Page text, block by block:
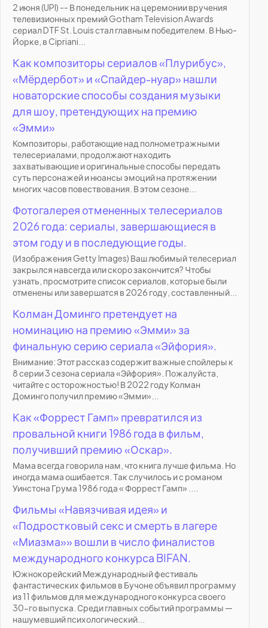
2 июня (UPI) -- В понедельник на церемонии вручения
телевизионных премий Gotham Television Awards
сериал DTF St. Louis стал главным победителем. В Нью-
Йорке, в Cipriani...
Как композиторы сериалов «Плурибус»,
«Мёрдербот» и «Спайдер-нуар» нашли
новаторские способы создания музыки
для шоу, претендующих на премию
«Эмми»
Композиторы, работающие над полнометражными
телесериалами, продолжают находить
захватывающие и оригинальные способы передать
суть персонажей и нюансы эмоций на протяжении
многих часов повествования. В этом сезоне...
Фотогалерея отмененных телесериалов
2026 года: сериалы, завершающиеся в
этом году и в последующие годы.
(Изображения Getty Images) Ваш любимый телесериал
закрылся навсегда или скоро закончится? Чтобы
узнать, просмотрите список сериалов, которые были
отменены или завершатся в 2026 году, составленный...
Колман Доминго претендует на
номинацию на премию «Эмми» за
финальную серию сериала «Эйфория».
Внимание: Этот рассказ содержит важные спойлеры к
8 серии 3 сезона сериала «Эйфория». Пожалуйста,
читайте с осторожностью! В 2022 году Колман
Доминго получил премию «Эмми»...
Как «Форрест Гамп» превратился из
провальной книги 1986 года в фильм,
получивший премию «Оскар».
Мама всегда говорила нам, что книга лучше фильма. Но
иногда мама ошибается. Так случилось и с романом
Уинстона Грума 1986 года « Форрест Гамп» ....
Фильмы «Навязчивая идея» и
«Подростковый секс и смерть в лагере
«Миазма»» вошли в число финалистов
международного конкурса BIFAN.
Южнокорейский Международный фестиваль
фантастических фильмов в Бучоне объявил программу
из 11 фильмов для международного конкурса своего
30-го выпуска. Среди главных событий программы —
нашумевший психологический...